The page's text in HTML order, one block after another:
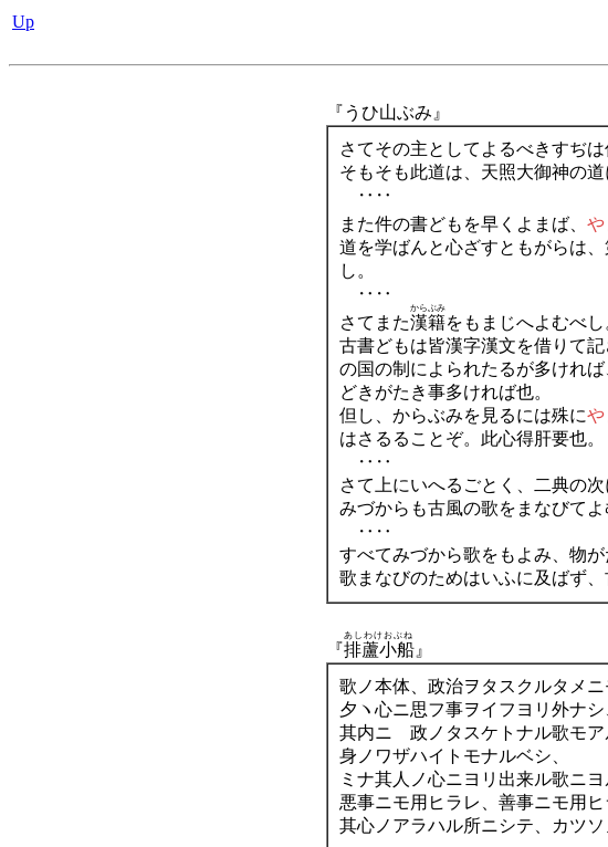
Up
『うひ山ぶみ』
さてその主としてよるべきすぢ
そもそも此道は、天照大御神の
‥‥
また件の書どもを早くよまば、 や
道を学ばんと心ざすともがらは
し。
‥‥
さてまた漢籍
からぶみ
をもまじへよむべし
古書どもは皆漢字漢文を借りて
の国の制によられたるが多けれ
どきがたき事多ければ也。
但し、からぶみを見るには殊にや
はさるることぞ。此心得肝要也。
‥‥
さて上にいへるごとく、二典の
みづからも古風の歌をまなびてよ
‥‥
すべてみづから歌をもよみ、物
歌まなびのためはいふに及ばず
『排蘆小船
あしわけおぶね
』
歌ノ本体、政治ヲタスクルタメ
夕ヽ心ニ思フ事ヲイフヨリ外ナシ
其内ニ 政ノタスケトナル歌モア
身ノワザハイトモナルベシ、
ミナ其人ノ心ニヨリ出来ル歌ニヨ
悪事ニモ用ヒラレ、善事ニモ用
其心ノアラハル所ニシテ、カツ